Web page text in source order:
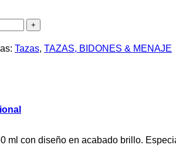
Tazas, TAZAS, BIDONES & MENAJE
ml con diseño en acabado brillo.